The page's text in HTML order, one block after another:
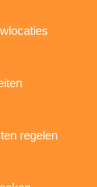
regelen